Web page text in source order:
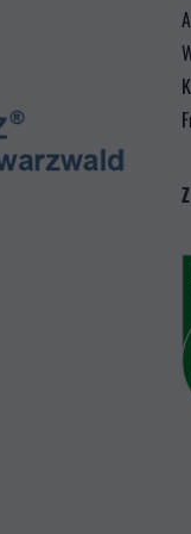
Marketing-Cookies werden von
Sie tun dies, indem sie Besucher